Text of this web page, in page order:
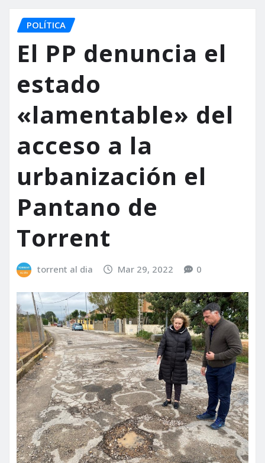
POLÍTICA
El PP denuncia el
estado
«lamentable» del
acceso a la
urbanización el
Pantano de
Torrent
torrent al dia Mar 29, 2022 0